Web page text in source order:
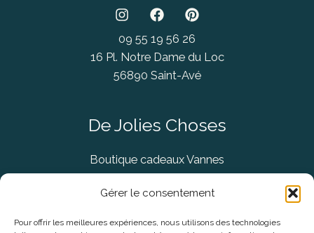
Gérer le consentement
Pour offrir les meilleures expériences, nous utilisons des technologies
09 55 19 56 26
16 Pl. Notre Dame du Loc
56890 Saint-Avé
De Jolies Choses
Boutique cadeaux Vannes
Concept Store Vannes